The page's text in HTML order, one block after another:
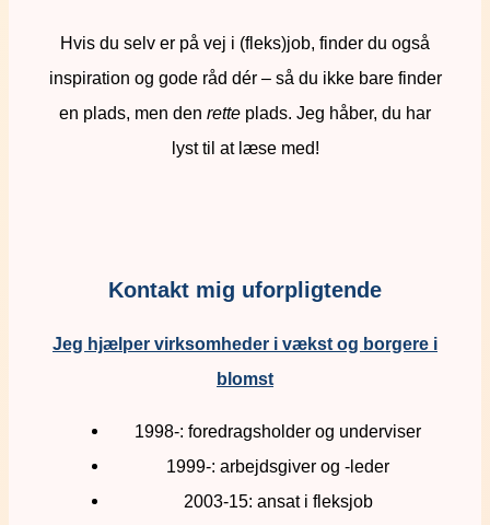
Hvis du selv er på vej i (fleks)job, finder du også
inspiration og gode råd dér – så du ikke bare finder
en plads, men den rette plads. Jeg håber, du har
lyst til at læse med!
Kontakt mig uforpligtende
Jeg hjælper virksomheder i vækst og borgere i
blomst
1998-: foredragsholder og underviser
1999-: arbejdsgiver og -leder
2003-15: ansat i fleksjob